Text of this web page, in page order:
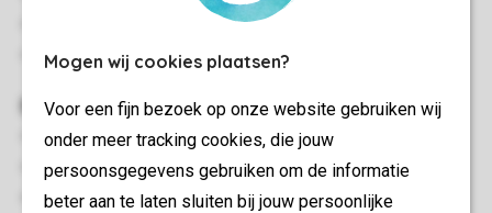
Mogen wij cookies plaatsen?
Voor een fijn bezoek op onze website gebruiken wij
onder meer tracking cookies, die jouw
persoonsgegevens gebruiken om de informatie
beter aan te laten sluiten bij jouw persoonlijke
Opgemaakte bedden bij aankomst
Bedden voorzien van dekbedden en hoofdkussens
Buiten
Luxe bubbelbad (buiten)
Terrasmeubilair
Terras